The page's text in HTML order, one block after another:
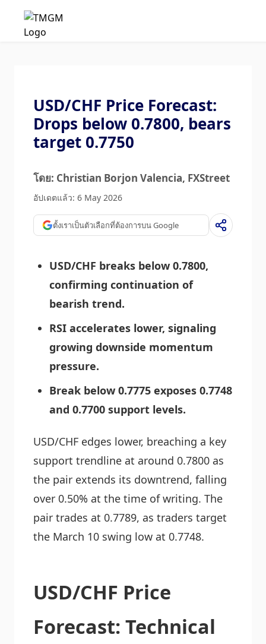
USD/CHF Price Forecast:
Drops below 0.7800, bears
target 0.7750
โดย: Christian Borjon Valencia, FXStreet
อัปเดตแล้ว: 6 May 2026
ตั้งเราเป็นตัวเลือกที่ต้องการบน Google
USD/CHF breaks below 0.7800,
confirming continuation of
bearish trend.
RSI accelerates lower, signaling
growing downside momentum
pressure.
Break below 0.7775 exposes 0.7748
and 0.7700 support levels.
USD/CHF edges lower, breaching a key
support trendline at around 0.7800 as
the pair extends its downtrend, falling
over 0.50% at the time of writing. The
pair trades at 0.7789, as traders target
the March 10 swing low at 0.7748.
USD/CHF Price
Forecast: Technical